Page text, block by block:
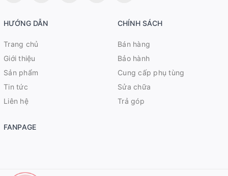
HƯỚNG DẪN
Trang chủ
Giới thiệu
Sản phẩm
Tin tức
Liên hệ
CHÍNH SÁCH
Bán hàng
Bảo hành
Cung cấp phụ tùng
Sửa chữa
Trả góp
FANPAGE